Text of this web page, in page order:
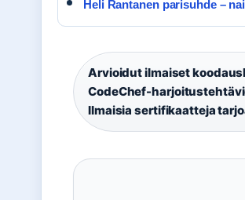
Heli Rantanen parisuhde –
Arvioidut ilmaiset
CodeChef-
Ilmaisia sertifikaatteja